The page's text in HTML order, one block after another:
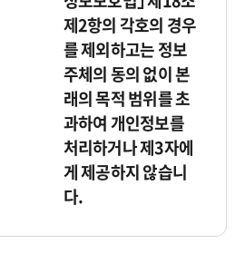
제2항의 각호의 경우
를 제외하고는 정보
주체의 동의 없이 본
래의 목적 범위를 초
과하여 개인정보를
처리하거나 제3자에
게 제공하지 않습니
다.